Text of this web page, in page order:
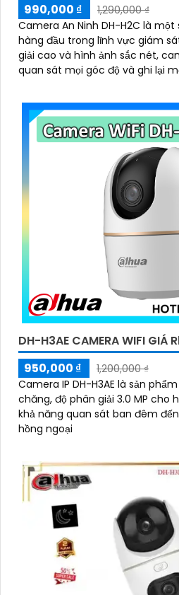
990,000 ₫
1,290,000 ₫
Camera An Ninh DH-H2C là
hàng đầu trong lĩnh vực giám sát an ninh.
giải cao và hình ảnh sắc nét,
quan sát mọi góc độ và ghi lại
DH-H3AE CAMERA WIFI GIÁ
950,000 ₫
1,200,000 ₫
Camera IP DH-H3AE là sản
chăng, độ phân giải 3.0 MP cho
khả năng quan sát ban đêm
hồng ngoại